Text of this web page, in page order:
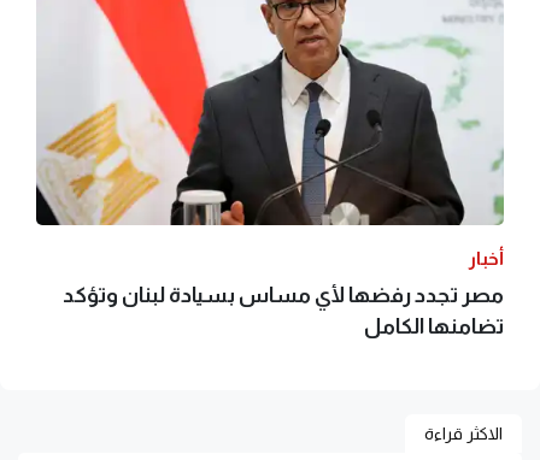
أخبار
مصر تجدد رفضها لأي مساس بسيادة لبنان وتؤكد
تضامنها الكامل
الاكثر قراءة